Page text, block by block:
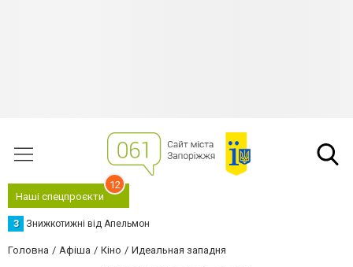
Наші спецпроєкти
12
З Знижкотижні від Апельмон
Головна Афіша Кіно Идеальная западня